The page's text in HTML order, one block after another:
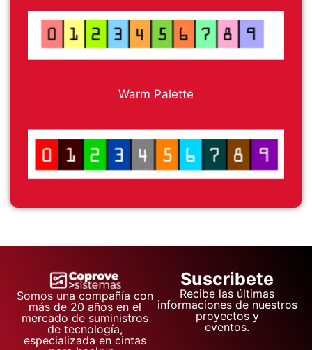
Warm Palette
Somos una compañía con
más de 20 años en el
mercado de suministros
de tecnología,
especializada en cintas
Suscribete
Recibe las últimas
informaciones de nuestros
proyectos y
eventos.